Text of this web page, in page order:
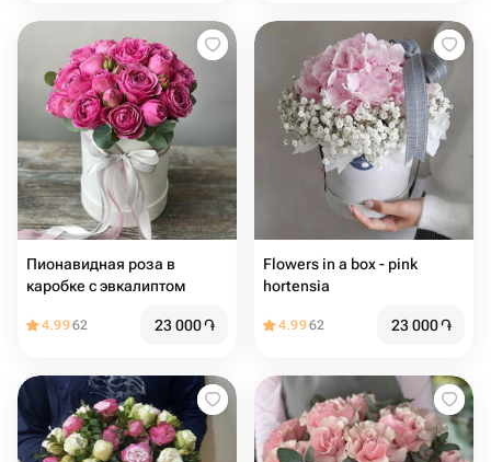
Пионавидная роза в
каробке с эвкалиптом
4.9962 23 000֏
Flowers in a box - pink
hortensia
4.9962 23 000֏